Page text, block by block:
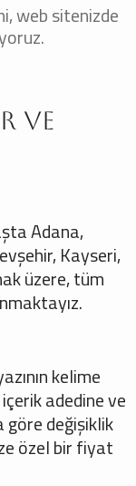
web sitenizde
ve
Adana,
Kayseri,
üzere, tüm
kelime
içerik adedine ve
göre değişiklik
özel bir fiyat